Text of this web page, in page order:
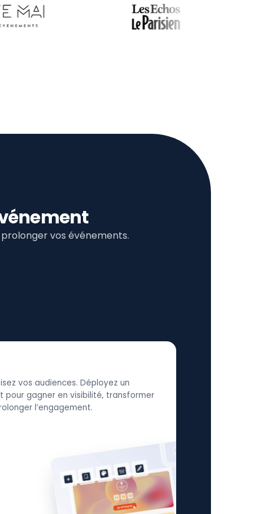
vos événements.
vos audiences. Déployez un
gagner en visibilité, transformer
l’engagement.